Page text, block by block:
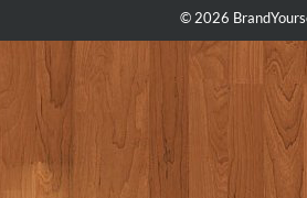
© 2026